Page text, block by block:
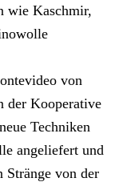
wie Kaschmir,
von
der Kooperative
Techniken
angeliefert und
Stränge von der